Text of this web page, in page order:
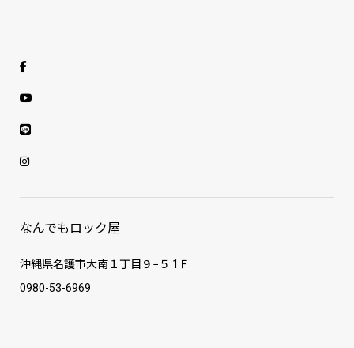
なんでもロック屋
沖縄県名護市大南１丁目９−５ 1Ｆ
0980-53-6969